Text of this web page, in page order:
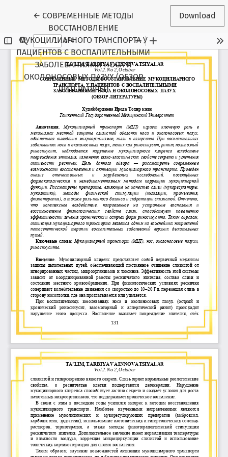
← Return to Article Details
СОВРЕМЕННЫЕ МЕТОДЫ
ВОССТАНОВЛЕНИЕ
МУКОЦИЛИАРНОГО ТРАНСПОРТА У
ПАЦИЕНТОВ С ВОСПАЛИТЕЛЬНЫМИ
ЗАБОЛЕВАНИЯМИ НОСА И
ОКОЛОНОСОВЫХ ПАЗУХ (ОБЗОР
ЛИТЕРАТУРЫ)
Download